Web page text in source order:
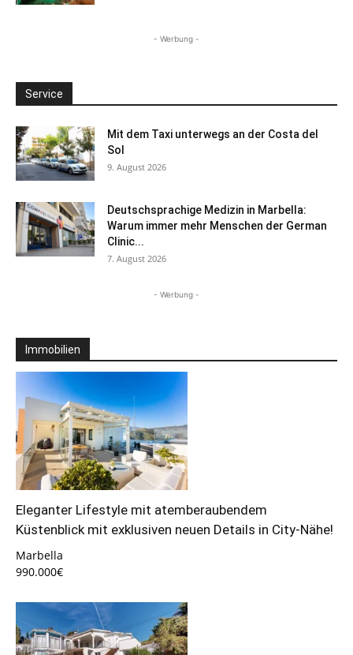
- Werbung -
Service
Mit dem Taxi unterwegs an der Costa del
Sol
9. August 2026
Deutschsprachige Medizin in Marbella:
Warum immer mehr Menschen der German
Clinic...
7. August 2026
- Werbung -
Immobilien
Eleganter Lifestyle mit atemberaubendem
Küstenblick mit exklusiven neuen Details in City-Nähe!
Marbella
990.000€